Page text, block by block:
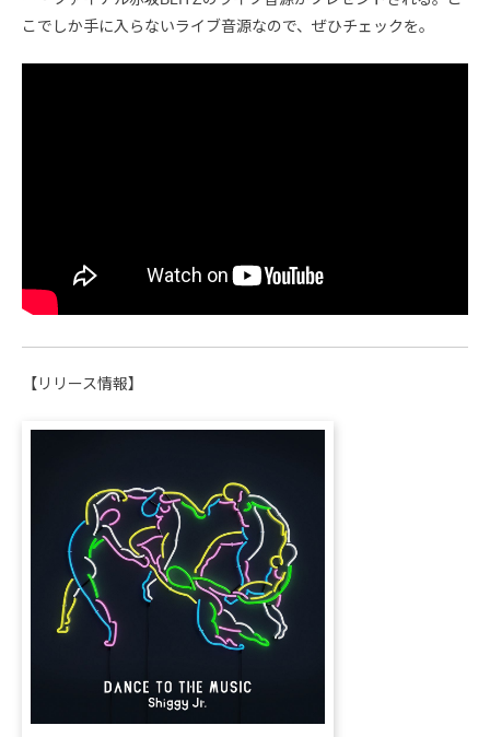
こでしか手に入らないライブ音源なので、ぜひチェックを。
【リリース情報】